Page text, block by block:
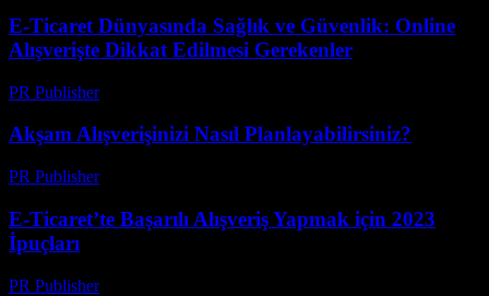
E-Ticaret Dünyasında Sağlık ve Güvenlik: Online
Alışverişte Dikkat Edilmesi Gerekenler
PR Publisher-
Akşam Alışverişinizi Nasıl Planlayabilirsiniz?
PR Publisher-
E-Ticaret’te Başarılı Alışveriş Yapmak için 2023
İpuçları
PR Publisher-